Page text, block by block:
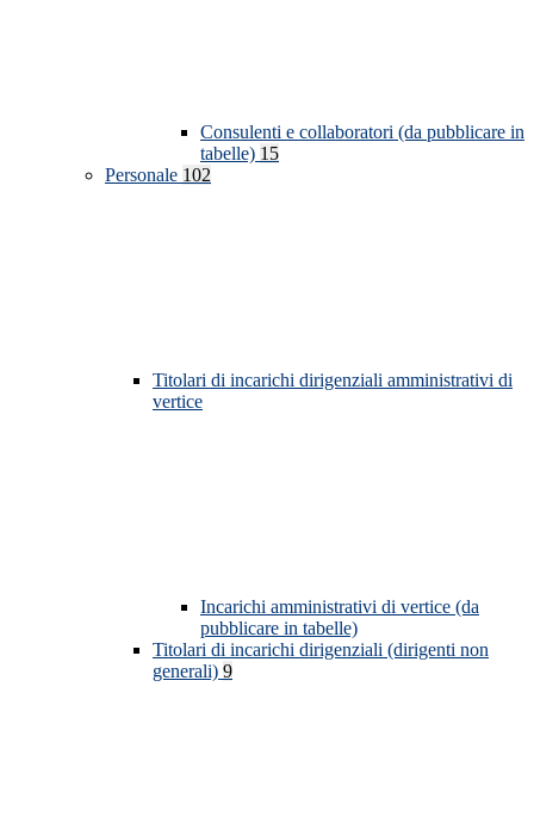
Consulenti e collaboratori (da pubblicare in
tabelle) 15
Personale 102
Titolari di incarichi dirigenziali amministrativi di
vertice
Incarichi amministrativi di vertice (da
pubblicare in tabelle)
Titolari di incarichi dirigenziali (dirigenti non
generali) 9